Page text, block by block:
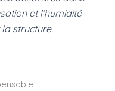
et l’humidité
structure.